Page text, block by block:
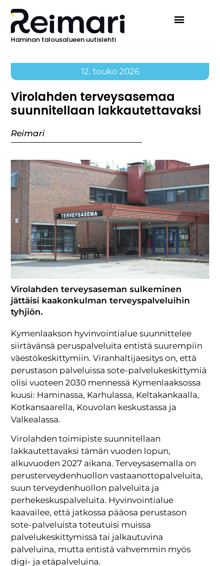
Haminan talousalueen uutislehti
12. touko 2026
Virolahden terveysasemaa
suunnitellaan lakkautettavaksi
Reimari
Virolahden terveysaseman sulkeminen
jättäisi kaakonkulman terveyspalveluihin
tyhjiön.
Kymenlaakson hyvinvointialue suunnittelee
siirtävänsä peruspalveluita entistä suurempiin
väestökeskittymiin. Viranhaltijaesitys on, että
perustason palveluissa sote-palvelukeskittymiä
olisi vuoteen 2030 mennessä Kymenlaaksossa
kuusi: Haminassa, Karhulassa, Keltakankaalla,
Kotkansaarella, Kouvolan keskustassa ja
Valkealassa.
Virolahden toimipiste suunnitellaan
lakkautettavaksi tämän vuoden lopun,
alkuvuoden 2027 aikana. Terveysasemalla on
perusterveydenhuollon vastaanottopalveluita,
suun terveydenhuollon palveluita ja
perhekeskuspalveluita. Hyvinvointialue
kaavailee, että jatkossa pääosa perustason
sote-palveluista toteutuisi muissa
palvelukeskittymissä tai jalkautuvina
palveluina, mutta entistä vahvemmin myös
digi- ja etäpalveluina.